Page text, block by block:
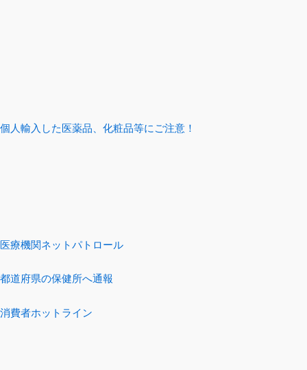
個人輸入した医薬品、化粧品等にご注意！
医療機関ネットパトロール
都道府県の保健所へ通報
消費者ホットライン